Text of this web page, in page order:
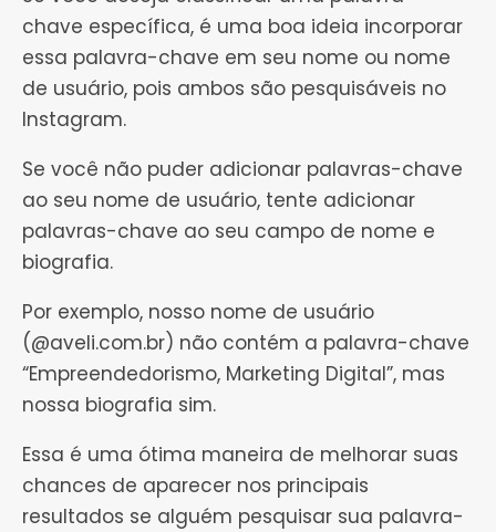
chave específica, é uma boa ideia incorporar
essa palavra-chave em seu nome ou nome
de usuário, pois ambos são pesquisáveis ​​no
Instagram.
Se você não puder adicionar palavras-chave
ao seu nome de usuário, tente adicionar
palavras-chave ao seu campo de nome e
biografia.
Por exemplo, nosso nome de usuário
(@aveli.com.br) não contém a palavra-chave
“Empreendedorismo, Marketing Digital”, mas
nossa biografia sim.
Essa é uma ótima maneira de melhorar suas
chances de aparecer nos principais
resultados se alguém pesquisar sua palavra-